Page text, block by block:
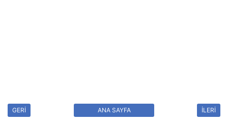
GERİ İLERİ
ANA SAYFA